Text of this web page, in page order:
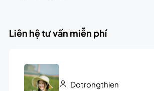
Liên hệ tư vấn miễn phí
Dotrongthien